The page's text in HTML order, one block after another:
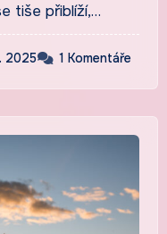
tiše přiblíží,…
2025 1 Komentáře